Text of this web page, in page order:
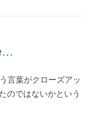
言葉がクローズアッ
のではないかという